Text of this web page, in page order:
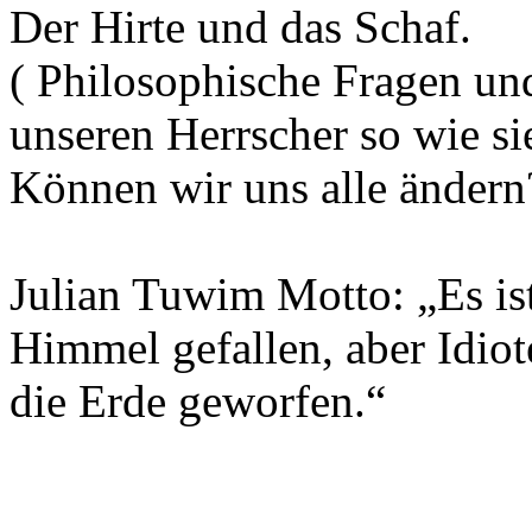
Der Hirte und das Schaf.
( Philosophische Fragen
unseren Herrscher so wie
Können wir uns alle
Julian Tuwim Motto: „Es
Himmel gefallen, aber
die Erde geworfen.“